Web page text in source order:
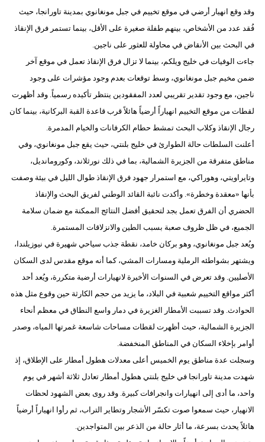
علوم
وتكنولوجيا
مدوَّنات
أبراج
وقد وقع انهيار أرضي في موقع تخييم في جبل مونغانوي بمدينة تاورانجا، حيث
فُقد عدد من الأشخاص، بينهم طفلة صغيرة على الأقل، بينما تستمر فرق الإنقاذ
في البحث بين الأنقاض في محاولة للعثور على ناجين.
جاءت الوفيات في خليج ويلكم، بينما لا تزال فرق الإنقاذ تعمل في موقع آخر
ضمن مخيم جبل مونغانوي، وسط توقعات بعدم وجود مؤشرات على وجود
ناجين، مع وجود تقدير تقريبي لعدد المفقودين ينتظر تأكيده رسمياً. وقد أظهرت
لقطات من موقع التخييم انهياراً أرضياً هائلاً قرب قاعدة القبة البركانية، بينما كان
رجال الإنقاذ وكلاب البحث تمشط حطام الكرفانات والخيام المدمرة.
أعلنت السلطات حالة الطوارئ في خليج بلنتي، حيث يقع جبل مونغانوي، وفي
مناطق متفرقة من الجزيرة الشمالية، بما في ذلك نورثلاند، وكورومانديل،
وتايراويتي، وهوراكي، مع استمرار جهود فرق الإنقاذ طوال الليل في بيئة وصفت
بأنها «معقدة وخطرة». وأكدت نائبة القائد الوطني لفريق البحث والإنقاذ
الحضري أن الفرق تعمل بجد لتحقيق أفضل النتائج الممكنة مع ضمان سلامة
الجميع، في ظل ظروف صعبة بسبب الطين والانزلاقات المستمرة.
ويُعد جبل مونغانوي، وهو بركان خامد، نقطة جذب سياحي شهيرة في نيوزيلندا،
ويشتهر بشواطئه الرملية ومسارات المشي، كما أنه موقع مقدس لدى السكان
الأصليين. وقد تعرض في السنوات الأخيرة لانهيارات أرضية متكررة، ويُعد أحد
أكثر مواقع التخييم شعبية في البلاد، ما يزيد من حجم الكارثة حين وقوع مثل هذه
الحوادث. وقد تسببت الأمطار الغزيرة في دمار واسع النطاق في معظم أنحاء
الجزيرة الشمالية، حيث أظهرت لقطات مساحات شاسعة غمرتها المياه، وصدر
أوامر بإخلاء السكان في المناطق المنخفضة.
وسجلت عدة مناطق يوم الخميس أعلى معدلات هطول أمطار على الإطلاق، إذ
شهدت مدينة تاورانجا في خليج بلنتي هطول أمطار تعادل ثلاثة أشهر في يوم
واحد، ما أدى إلى انهيارات وانجرافات كبيرة. وقد روى بعض الشهود لحظات
الانهيار، حيث سمعوا صوت تكسّر الأشجار وتطاير التراب، ثم رأوا انهياراً أرضياً
هائلاً يحدث بسرعة، ما أثار حالة من الذعر بين المتواجدين.